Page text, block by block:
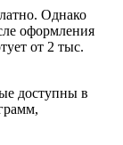
Однако
оформления
от 2 тыс.
доступны в